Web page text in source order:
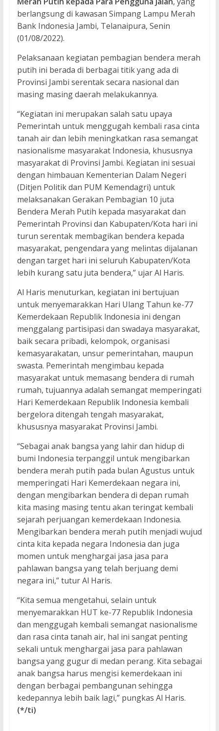
berlangsung di kawasan Simpang Lampu Merah
Bank Indonesia Jambi, Telanaipura, Senin
(01/08/2022).
Pelaksanaan kegiatan pembagian bendera merah
putih ini berada di berbagai titik yang ada di
Provinsi Jambi serentak secara nasional dan
masing masing daerah melakukannya.
“Kegiatan ini merupakan salah satu upaya
Pemerintah untuk menggugah kembali rasa cinta
tanah air dan lebih meningkatkan rasa semangat
nasionalisme masyarakat Indonesia, khususnya
masyarakat di Provinsi Jambi. Kegiatan ini sesuai
dengan himbauan Kementerian Dalam Negeri
(Ditjen Politik dan PUM Kemendagri) untuk
melaksanakan Gerakan Pembagian 10 juta
Bendera Merah Putih kepada masyarakat dan
Pemerintah Provinsi dan Kabupaten/Kota hari ini
turun serentak membagikan bendera kepada
masyarakat, pengendara yang melintas dijalanan
dengan target hari ini seluruh Kabupaten/Kota
lebih kurang satu juta bendera,” ujar Al Haris.
Al Haris menuturkan, kegiatan ini bertujuan
untuk menyemarakkan Hari Ulang Tahun ke-77
Kemerdekaan Republik lndonesia ini dengan
menggalang partisipasi dan swadaya masyarakat,
baik secara pribadi, kelompok, organisasi
kemasyarakatan, unsur pemerintahan, maupun
swasta. Pemerintah mengimbau kepada
masyarakat untuk memasang bendera di rumah
rumah, tujuannya adalah semangat memperingati
Hari Kemerdekaan Republik Indonesia kembali
bergelora ditengah tengah masyarakat,
khususnya masyarakat Provinsi Jambi.
“Sebagai anak bangsa yang lahir dan hidup di
bumi Indonesia terpanggil untuk mengibarkan
bendera merah putih pada bulan Agustus untuk
memperingati Hari Kemerdekaan negara ini,
dengan mengibarkan bendera di depan rumah
kita masing masing tentu akan teringat kembali
sejarah perjuangan kemerdekaan Indonesia.
Mengibarkan bendera merah putih menjadi wujud
cinta kita kepada negara Indonesia dan juga
momen untuk menghargai jasa jasa para
pahlawan bangsa yang telah berjuang demi
negara ini,” tutur Al Haris.
“Kita semua mengetahui, selain untuk
menyemarakkan HUT ke-77 Republik Indonesia
dan menggugah kembali semangat nasionalisme
dan rasa cinta tanah air, hal ini sangat penting
sekali untuk menghargai jasa para pahlawan
bangsa yang gugur di medan perang. Kita sebagai
anak bangsa harus mengisi kemerdekaan ini
dengan berbagai pembangunan sehingga
kedepannya lebih baik lagi,” pungkas Al Haris.
(*/ti)